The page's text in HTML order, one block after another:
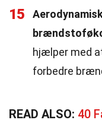
15
hjælper med
forbedre
READ ALSO: 40